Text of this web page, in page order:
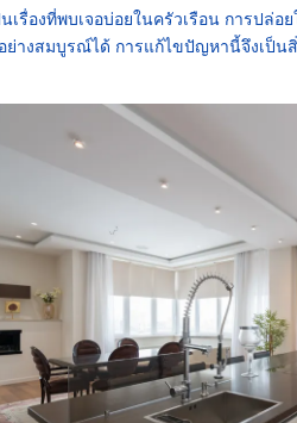
รื่องที่พบเจอบ่อยในครัวเรือน การปล่
ย่างสมบูรณ์ได้ การแก้ไขปัญหานี้จึงเป็